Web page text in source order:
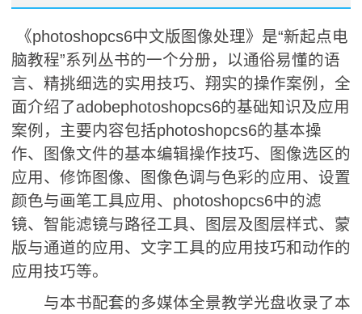
《photoshopcs6中文版图像处理》是“新起点电
脑教程”系列丛书的一个分册，以通俗易懂的语
言、精挑细选的实用技巧、翔实的操作案例，全
面介绍了adobephotoshopcs6的基础知识及应用
案例，主要内容包括photoshopcs6的基本操
作、图像文件的基本编辑操作技巧、图像选区的
应用、修饰图像、图像色调与色彩的应用、设置
颜色与画笔工具应用、photoshopcs6中的滤
镜、智能滤镜与路径工具、图层及图层样式、蒙
版与通道的应用、文字工具的应用技巧和动作的
应用技巧等。
与本书配套的多媒体全景教学光盘收录了本